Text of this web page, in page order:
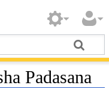
Padasana